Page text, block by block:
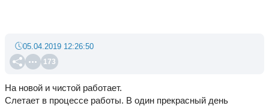
173
05.04.2019 12:26:50
На новой и чистой работает.
Слетает в процессе работы. В один прекрасный день